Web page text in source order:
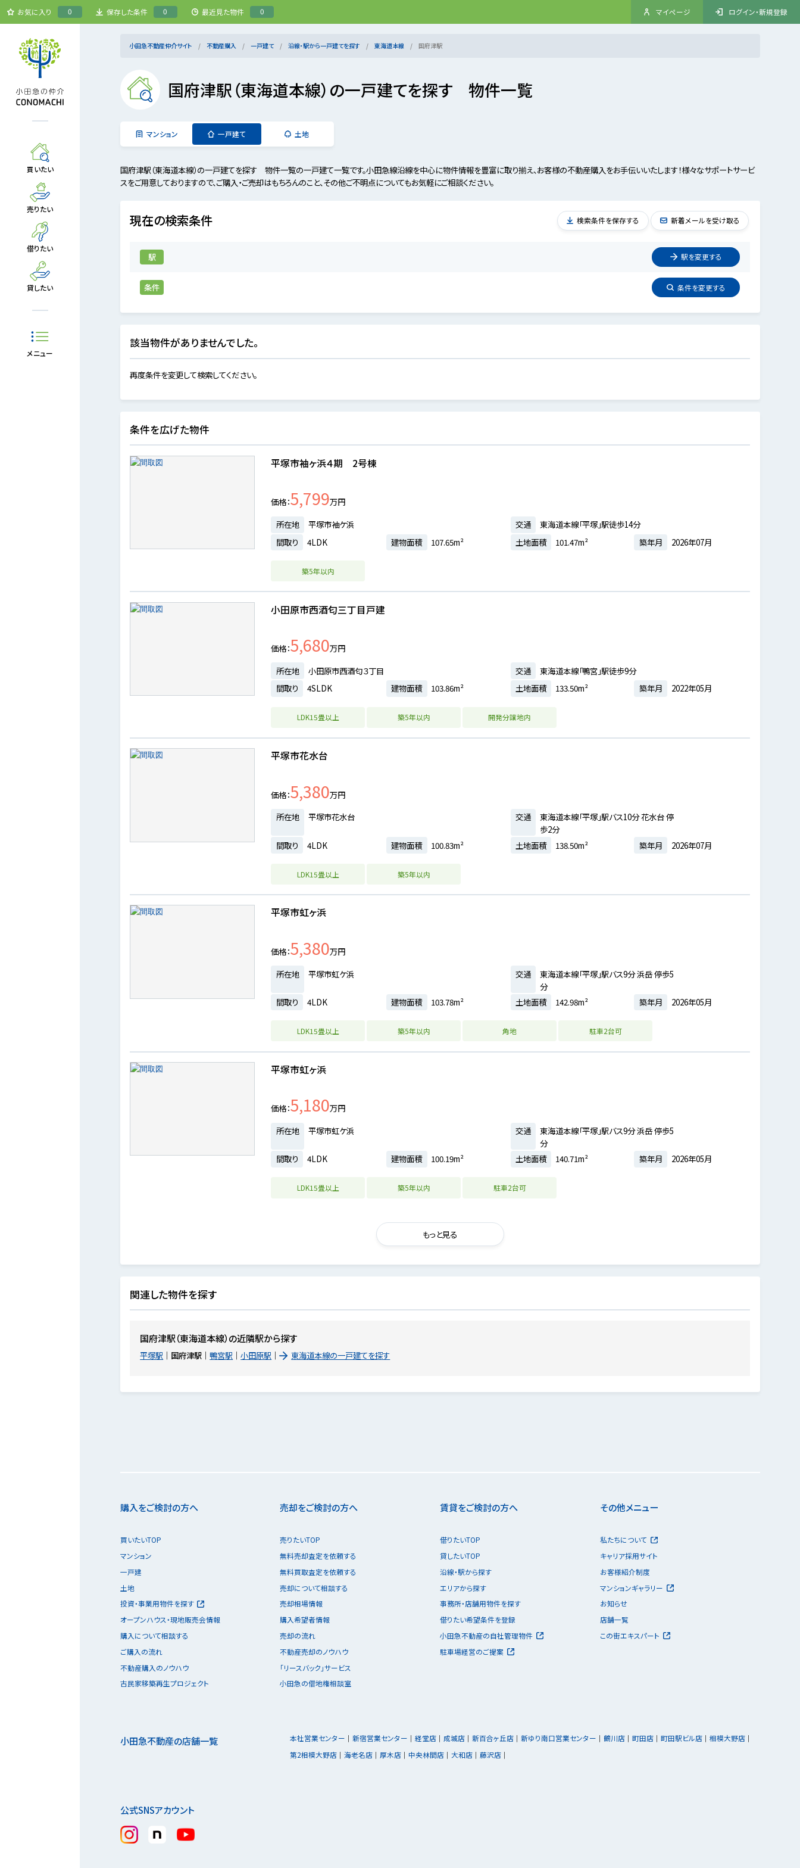
お気に入り 0 保存した条件 0 最近見た物件 0 マイページ ログイン・新規登録
買いたい
売りたい
借りたい
貸したい
メニュー
小田急不動産仲介サイト 不動産購入 一戸建て 沿線・駅から一戸建てを探す 東海道本線 国府津駅
国府津駅（東海道本線）の一戸建てを探す 物件一覧
マンション 一戸建て 土地
国府津駅（東海道本線）の一戸建てを探す 物件一覧の一戸建て一覧です。小田急線沿線を中心に物件情報を豊富に取り揃え、お客様の不動産購入をお手伝いいたします！様々なサポートサービ
スをご用意しておりますので、ご購入・ご売却はもちろんのこと、その他ご不明点についてもお気軽にご相談ください。
現在の検索条件
駅 駅を変更する
条件 条件を変更する
検索条件を保存する 新着メールを受け取る
該当物件がありませんでした。
再度条件を変更して検索してください。
条件を広げた物件
平塚市袖ヶ浜４期 2号棟
価格 5,799万円
所在地
平塚市袖ケ浜 交通
東海道本線「平塚」駅徒歩14分
間取り
4LDK 建物面積 107.65m² 土地面積 101.47m² 築年月 2026年07月
築5年以内
小田原市西酒匂三丁目戸建
価格 5,680万円
所在地
小田原市西酒匂３丁目 交通
東海道本線「鴨宮」駅徒歩9分
間取り
4SLDK 建物面積 103.86m² 土地面積 133.50m² 築年月 2022年05月
LDK15畳以上 築5年以内 開発分譲地内
平塚市花水台
価格 5,380万円
所在地
平塚市花水台 交通
東海道本線「平塚」駅バス10分 花水台 停
歩2分
間取り
4LDK 建物面積 100.83m² 土地面積 138.50m² 築年月 2026年07月
LDK15畳以上 築5年以内
平塚市虹ヶ浜
価格 5,380万円
所在地
平塚市虹ケ浜 交通
東海道本線「平塚」駅バス9分 浜岳 停歩5
分
間取り
4LDK 建物面積 103.78m² 土地面積 142.98m² 築年月 2026年05月
LDK15畳以上 築5年以内 角地 駐車2台可
平塚市虹ヶ浜
価格 5,180万円
所在地
平塚市虹ケ浜 交通
東海道本線「平塚」駅バス9分 浜岳 停歩5
分
間取り
4LDK 建物面積 100.19m² 土地面積 140.71m² 築年月 2026年05月
LDK15畳以上 築5年以内 駐車2台可
もっと見る
関連した物件を探す
国府津駅（東海道本線）の近隣駅から探す
平塚駅 国府津駅 鴨宮駅 小田原駅 東海道本線の一戸建てを探す
購入をご検討の方へ
買いたいTOP
マンション
一戸建
土地
投資・事業用物件を探す
オープンハウス・現地販売会情報
購入について相談する
ご購入の流れ
不動産購入のノウハウ
古民家移築再生プロジェクト
売却をご検討の方へ
売りたいTOP
無料売却査定を依頼する
無料買取査定を依頼する
売却について相談する
売却相場情報
購入希望者情報
売却の流れ
不動産売却のノウハウ
「リースバック」サービス
小田急の借地権相談室
賃貸をご検討の方へ
借りたいTOP
貸したいTOP
沿線・駅から探す
エリアから探す
事務所・店舗用物件を探す
借りたい希望条件を登録
小田急不動産の自社管理物件
駐車場経営のご提案
その他メニュー
私たちについて
キャリア採用サイト
お客様紹介制度
マンションギャラリー
お知らせ
店舗一覧
この街エキスパート
小田急不動産の店舗一覧 本社営業センター 新宿営業センター 経堂店 成城店 新百合ヶ丘店 新ゆり南口営業センター 鶴川店 町田店 町田駅ビル店
相模大野店
第2相模大野店
海老名店 厚木店 中央林間店 大和店 藤沢店
公式SNSアカウント